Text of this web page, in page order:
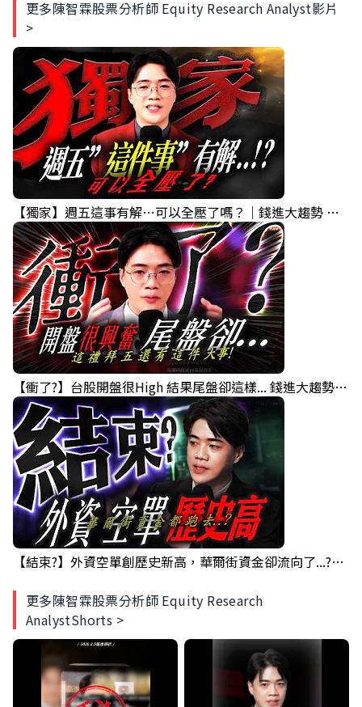
更多陳智霖股票分析師 Equity Research Analyst影片
>
【獨家】週五這事有解⋯可以全壓了嗎？｜錢進大趨勢 Mr.智霖 陳 2026/08/06
【衝了?】台股開盤很High 結果尾盤卻這樣... 錢進大趨勢 Mr.智霖 陳 2026/08/05
【結束?】外資空單創歷史新高，華爾街資金卻流向了...?｜錢進大趨勢 Mr.智霖 陳 2026/08/04
更多陳智霖股票分析師 Equity Research
AnalystShorts >